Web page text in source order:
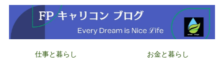
仕事と暮らし お金と暮らし